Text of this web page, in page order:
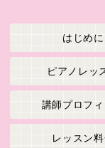
はじめに
ピアノレッ
講師プロフ
レッスン